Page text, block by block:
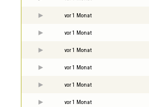
vor 1 Monat
vor 1 Monat
vor 1 Monat
vor 1 Monat
vor 1 Monat
vor 1 Monat